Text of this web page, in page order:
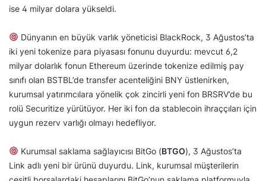
ise 4 milyar dolara yükseldi.
Dünyanın en büyük varlık yöneticisi BlackRock, 3 Ağustos’ta
iki yeni tokenize para piyasası fonunu duyurdu: mevcut 6,2
milyar dolarlık fonun Ethereum üzerinde tokenize edilmiş pay
sınıfı olan BSTBL’de transfer acenteliğini BNY üstlenirken,
kurumsal yatırımcılara yönelik çok zincirli yeni fon BRSRV’de bu
rolü Securitize yürütüyor. Her iki fon da stablecoin ihraççıları için
uygun rezerv varlığı olmayı hedefliyor.
Kurumsal saklama sağlayıcısı BitGo (BTGO), 3 Ağustos’ta
Link adlı yeni bir ürünü duyurdu. Link, kurumsal müşterilerin